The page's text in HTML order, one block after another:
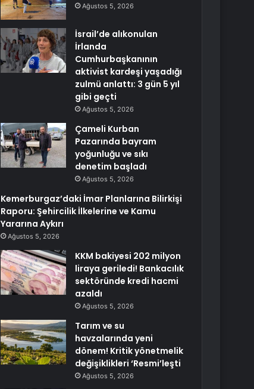
Ağustos 5, 2026
İsrail’de alıkonulan
İrlanda
Cumhurbaşkanının
aktivist kardeşi yaşadığı
zulmü anlattı: 3 gün 5 yıl
gibi geçti
Ağustos 5, 2026
Çameli Kurban
Pazarında bayram
yoğunluğu ve sıkı
denetim başladı
Ağustos 5, 2026
Kemerburgaz’daki İmar Planlarına Bilirkişi
Raporu: Şehircilik İlkelerine ve Kamu
Yararına Aykırı
Ağustos 5, 2026
KKM bakiyesi 202 milyon
liraya geriledi! Bankacılık
sektöründe kredi hacmi
azaldı
Ağustos 5, 2026
Tarım ve su
havzalarında yeni
dönem! Kritik yönetmelik
değişiklikleri ‘Resmi’leşti
Ağustos 5, 2026